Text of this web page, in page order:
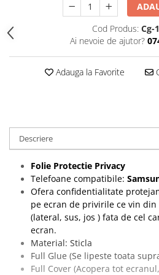
Huawei / Honor
Iphone
Samsung
Folii Protectie cu Gel UV
Huawei / Honor
Xiaomi
Motorola
Oppo / Realme
Motorola
Oppo / Realme
Samsung
Xiaomi
Cod Produs: Cg-
Ai nevoie de ajutor?
Adauga la Favorite
Descriere
Folie Protectie Privacy
Telefoane compatibile:
Ofera confidentialitate
pe ecran de privirile ce vin
(lateral, sus, jos ) fata de cel
ecran.
Material: Sticla
Full Glue (Se lipeste toata
Full Cover (Acopera tot